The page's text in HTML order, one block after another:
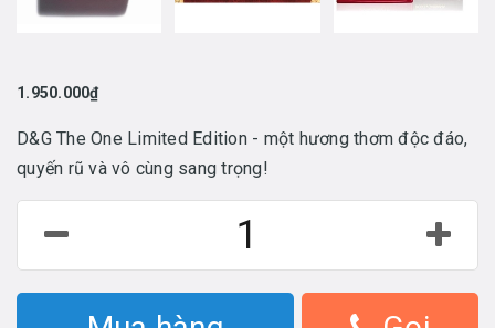
1.950.000₫
D&G The One Limited Edition - một hương thơm độc đáo,
quyến rũ và vô cùng sang trọng!